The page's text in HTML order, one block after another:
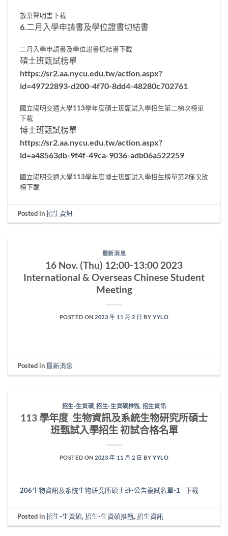
放棄聲明書下載
6.二月入學申請書及學位證書切結書
二月入學申請書及學位證書切結書下載
碩士班甄試榜單
https://sr2.aa.nycu.edu.tw/action.aspx?
id=49722893-d200-4f70-8dd4-48280c702761
國立陽明交通大學113學年度碩士班甄試入學招生第二梯次榜單
下載
博士班甄試榜單
https://sr2.aa.nycu.edu.tw/action.aspx?
id=a48563db-9f4f-49ca-9036-adb06a522259
國立陽明交通大學113學年度博士班甄試入學招生榜單第2梯次放
榜下載
Posted in招生資訊
最新消息
16 Nov. (Thu) 12:00-13:00 2023
International & Overseas Chinese Student
Meeting
POSTED ON2023 年 11 月 2 日 BY YYLO
Posted in最新消息
招生-生資碩 ,招生-生資碩推甄, 招生資訊
113 學年度 生物資訊及系統生物研究所碩士
班甄試入學招生 初試合格名單
POSTED ON2023 年 11 月 2 日 BY YYLO
206生物資訊及系統生物研究所碩士班-公告複試名單-1 下載
Posted in招生-生資碩,招生-生資碩推甄,招生資訊